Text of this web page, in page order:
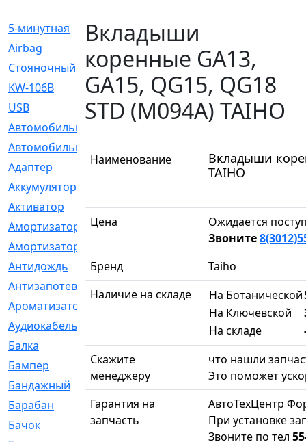
5-минутная
[1]
Airbag
[18]
Cтояночный
[1]
KW-106B
[0]
USB
[6]
Автомобильное
[6]
Автомобильный
Адаптер
[3]
Аккумулятор
Активатор
[1]
Амортизатор
Амортизаторы
Антидождь
Антизапотеватель
Ароматизатор
Аудиокабель
Балка
[58]
Бампер
[137]
Бандажный
[6]
Барабан
[5]
Бачок
[40]
Вкладыши
коренные GA13,
GA15, QG15, QG18
STD (M094A) TAIHO
Наименование
Вкладыши
TAIHO
Цена
Ожидается
Звоните
Бренд
Taiho
Наличие на складе
На Ботанической
На Ключевской
На складе
Скажите
менеджеру
что нашли
Это поможет
Гарантия на
запчасть
АвтоТехЦентр
При установке
Звоните по тел